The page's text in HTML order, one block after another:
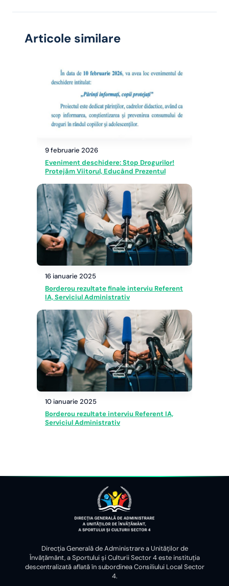
Articole similare
9 februarie 2026
Eveniment deschidere: Stop Drogurilor!
Protejăm Viitorul, Educând Prezentul
16 ianuarie 2025
Borderou rezultate finale interviu Referent
IA, Serviciul Administrativ
10 ianuarie 2025
Borderou rezultate interviu Referent IA,
Serviciul Administrativ
Direcția Generală de Administrare a Unităților de
Învățământ, a Sportului și Culturii Sector 4 este instituția
descentralizată aflată în subordinea Consiliului Local Sector
4.